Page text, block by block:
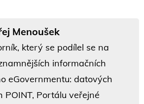
Menoušek
který se podílel se na
informačních
eGovernmentu: datových
POINT, Portálu veřejné